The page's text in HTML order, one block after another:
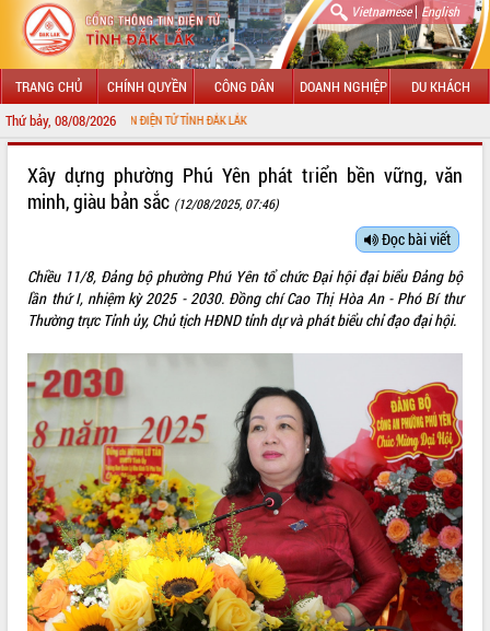
Vietnamese| English
TRANG CHỦ CHÍNH QUYỀN CÔNG DÂN DOANH NGHIỆP DU KHÁCH
Thứ bảy, 08/08/2026
THÔNG TIN ĐIỆN TỬ TỈNH ĐẮK LẮK
LÃNH ĐẠO UBND TỈNH
SỞ, BAN, NGÀNH
THÔNG TIN CHỈ ĐẠO ĐIỀU HÀNH
HỆ THỐNG VĂN BẢN
VĂN BẢN HĐND TỈNH
ĐIỂM TIN VĂN BẢN
QUY HOẠCH - KẾ HOẠCH
Xây dựng phường Phú Yên phát triển bền vững, văn
minh, giàu bản sắc (12/08/2025, 07:46)
Đọc bài viết
Chiều 11/8, Đảng bộ phường Phú Yên tổ chức Đại hội đại biểu Đảng bộ
lần thứ I, nhiệm kỳ 2025 - 2030. Đồng chí Cao Thị Hòa An - Phó Bí thư
Thường trực Tỉnh ủy, Chủ tịch HĐND tỉnh dự và phát biểu chỉ đạo đại hội.